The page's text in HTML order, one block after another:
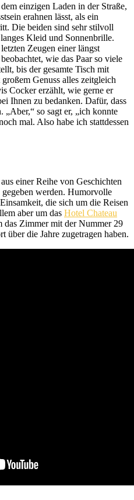
einzigen Laden in der Straße,
erahnen lässt, als ein
Die beiden sind sehr stilvoll
Kleid und Sonnenbrille.
Zeugen einer längst
wie das Paar so viele
bis der gesamte Tisch mit
Genuss alles zeitgleich
Cocker erzählt, wie gerne er
Ihnen zu bedanken. Dafür, dass
„Aber,“ so sagt er, „ich konnte
mal. Also habe ich stattdessen
einer Reihe von Geschichten
werden. Humorvolle
die sich um die Reisen
aber um das Hotel Chateau
das Zimmer mit der Nummer 29
über die Jahre zugetragen haben.